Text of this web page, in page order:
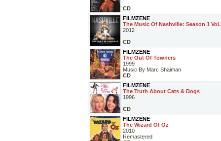
CD
FILMZENE
The Music Of Nashville: Season 1
2012
CD
FILMZENE
The Out Of Towners
1999
Music By Marc Shaiman
CD
FILMZENE
The Truth About Cats & Dogs
1996
CD
FILMZENE
The Wizard Of Oz
2010
Remastered